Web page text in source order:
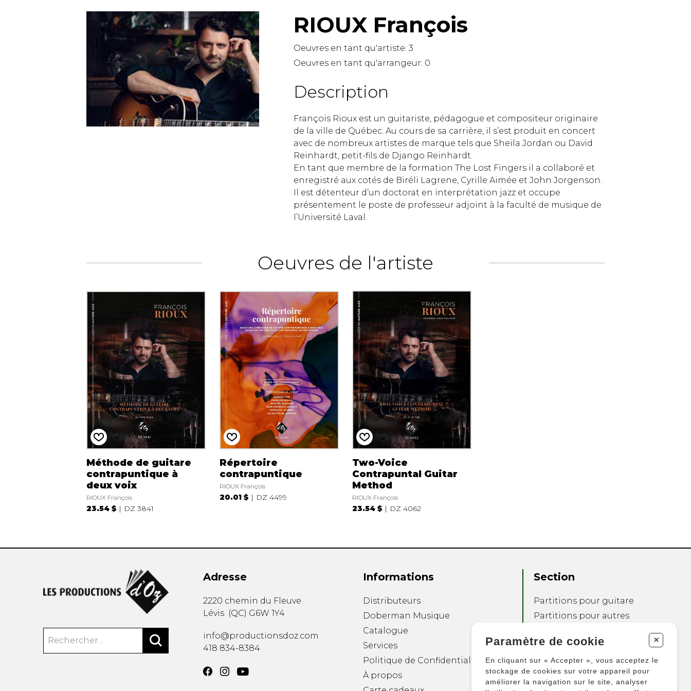
Luth
Mandoline
Orgue
Piano
Trombone
Tuba
Ukulélé
Violon
Violoncelle
Voix
RIOUX François
Oeuvres en tant qu'artiste:3
Oeuvres en tant qu'arrangeur: 0
Description
François Rioux est un guitariste, pédagogue et compositeur originaire
de la ville de Québec. Au cours de sa carrière, il s’est produit en concert
avec de nombreux artistes de marque tels que Sheila Jordan ou David
Reinhardt, petit-fils de Django Reinhardt.
En tant que membre de la formation The Lost Fingers il a collaboré et
enregistré aux cotés de Biréli Lagrene, Cyrille Aimée et John Jorgenson.
Il est détenteur d’un doctorat en interprétation jazz et occupe
présentement le poste de professeur adjoint à la faculté de musique de
l’Université Laval.
Oeuvres de l'artiste
Méthode de guitare
contrapuntique à
deux voix
RIOUX François
23.54 $ DZ 3841
Répertoire
contrapuntique
RIOUX François
20.01 $ DZ 4499
Two-Voice
Contrapuntal Guitar
Method
RIOUX François
23.54 $ DZ 4062
Adresse
2220 chemin du Fleuve
Lévis (QC) G6W 1Y4
info@productionsdoz.com
418 834-8384
Informations
Distributeurs
Doberman Musique
Catalogue
Services
Politique de Confidentialité
À propos
Section
Partitions pour guitare
Partitions pour autres
Partitions pour
ensembles
Autres produits
Paramètre de cookie +
En cliquant sur « Accepter », vous acceptez le
stockage de cookies sur votre appareil pour
améliorer la navigation sur le site, analyser